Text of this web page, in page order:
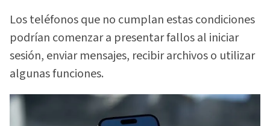
Los teléfonos que no cumplan estas condiciones
podrían comenzar a presentar fallos al iniciar
sesión, enviar mensajes, recibir archivos o utilizar
algunas funciones.